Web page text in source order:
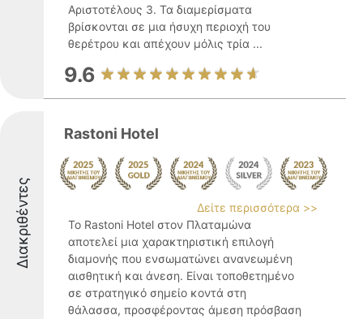
Αριστοτέλους 3. Τα διαμερίσματα
βρίσκονται σε μια ήσυχη περιοχή του
θερέτρου και απέχουν μόλις τρία ...
9.6
Διακριθέντες
Rastoni Hotel
Δείτε περισσότερα >>
Το Rastoni Hotel στον Πλαταμώνα
αποτελεί μια χαρακτηριστική επιλογή
διαμονής που ενσωματώνει ανανεωμένη
αισθητική και άνεση. Είναι τοποθετημένο
σε στρατηγικό σημείο κοντά στη
θάλασσα, προσφέροντας άμεση πρόσβαση